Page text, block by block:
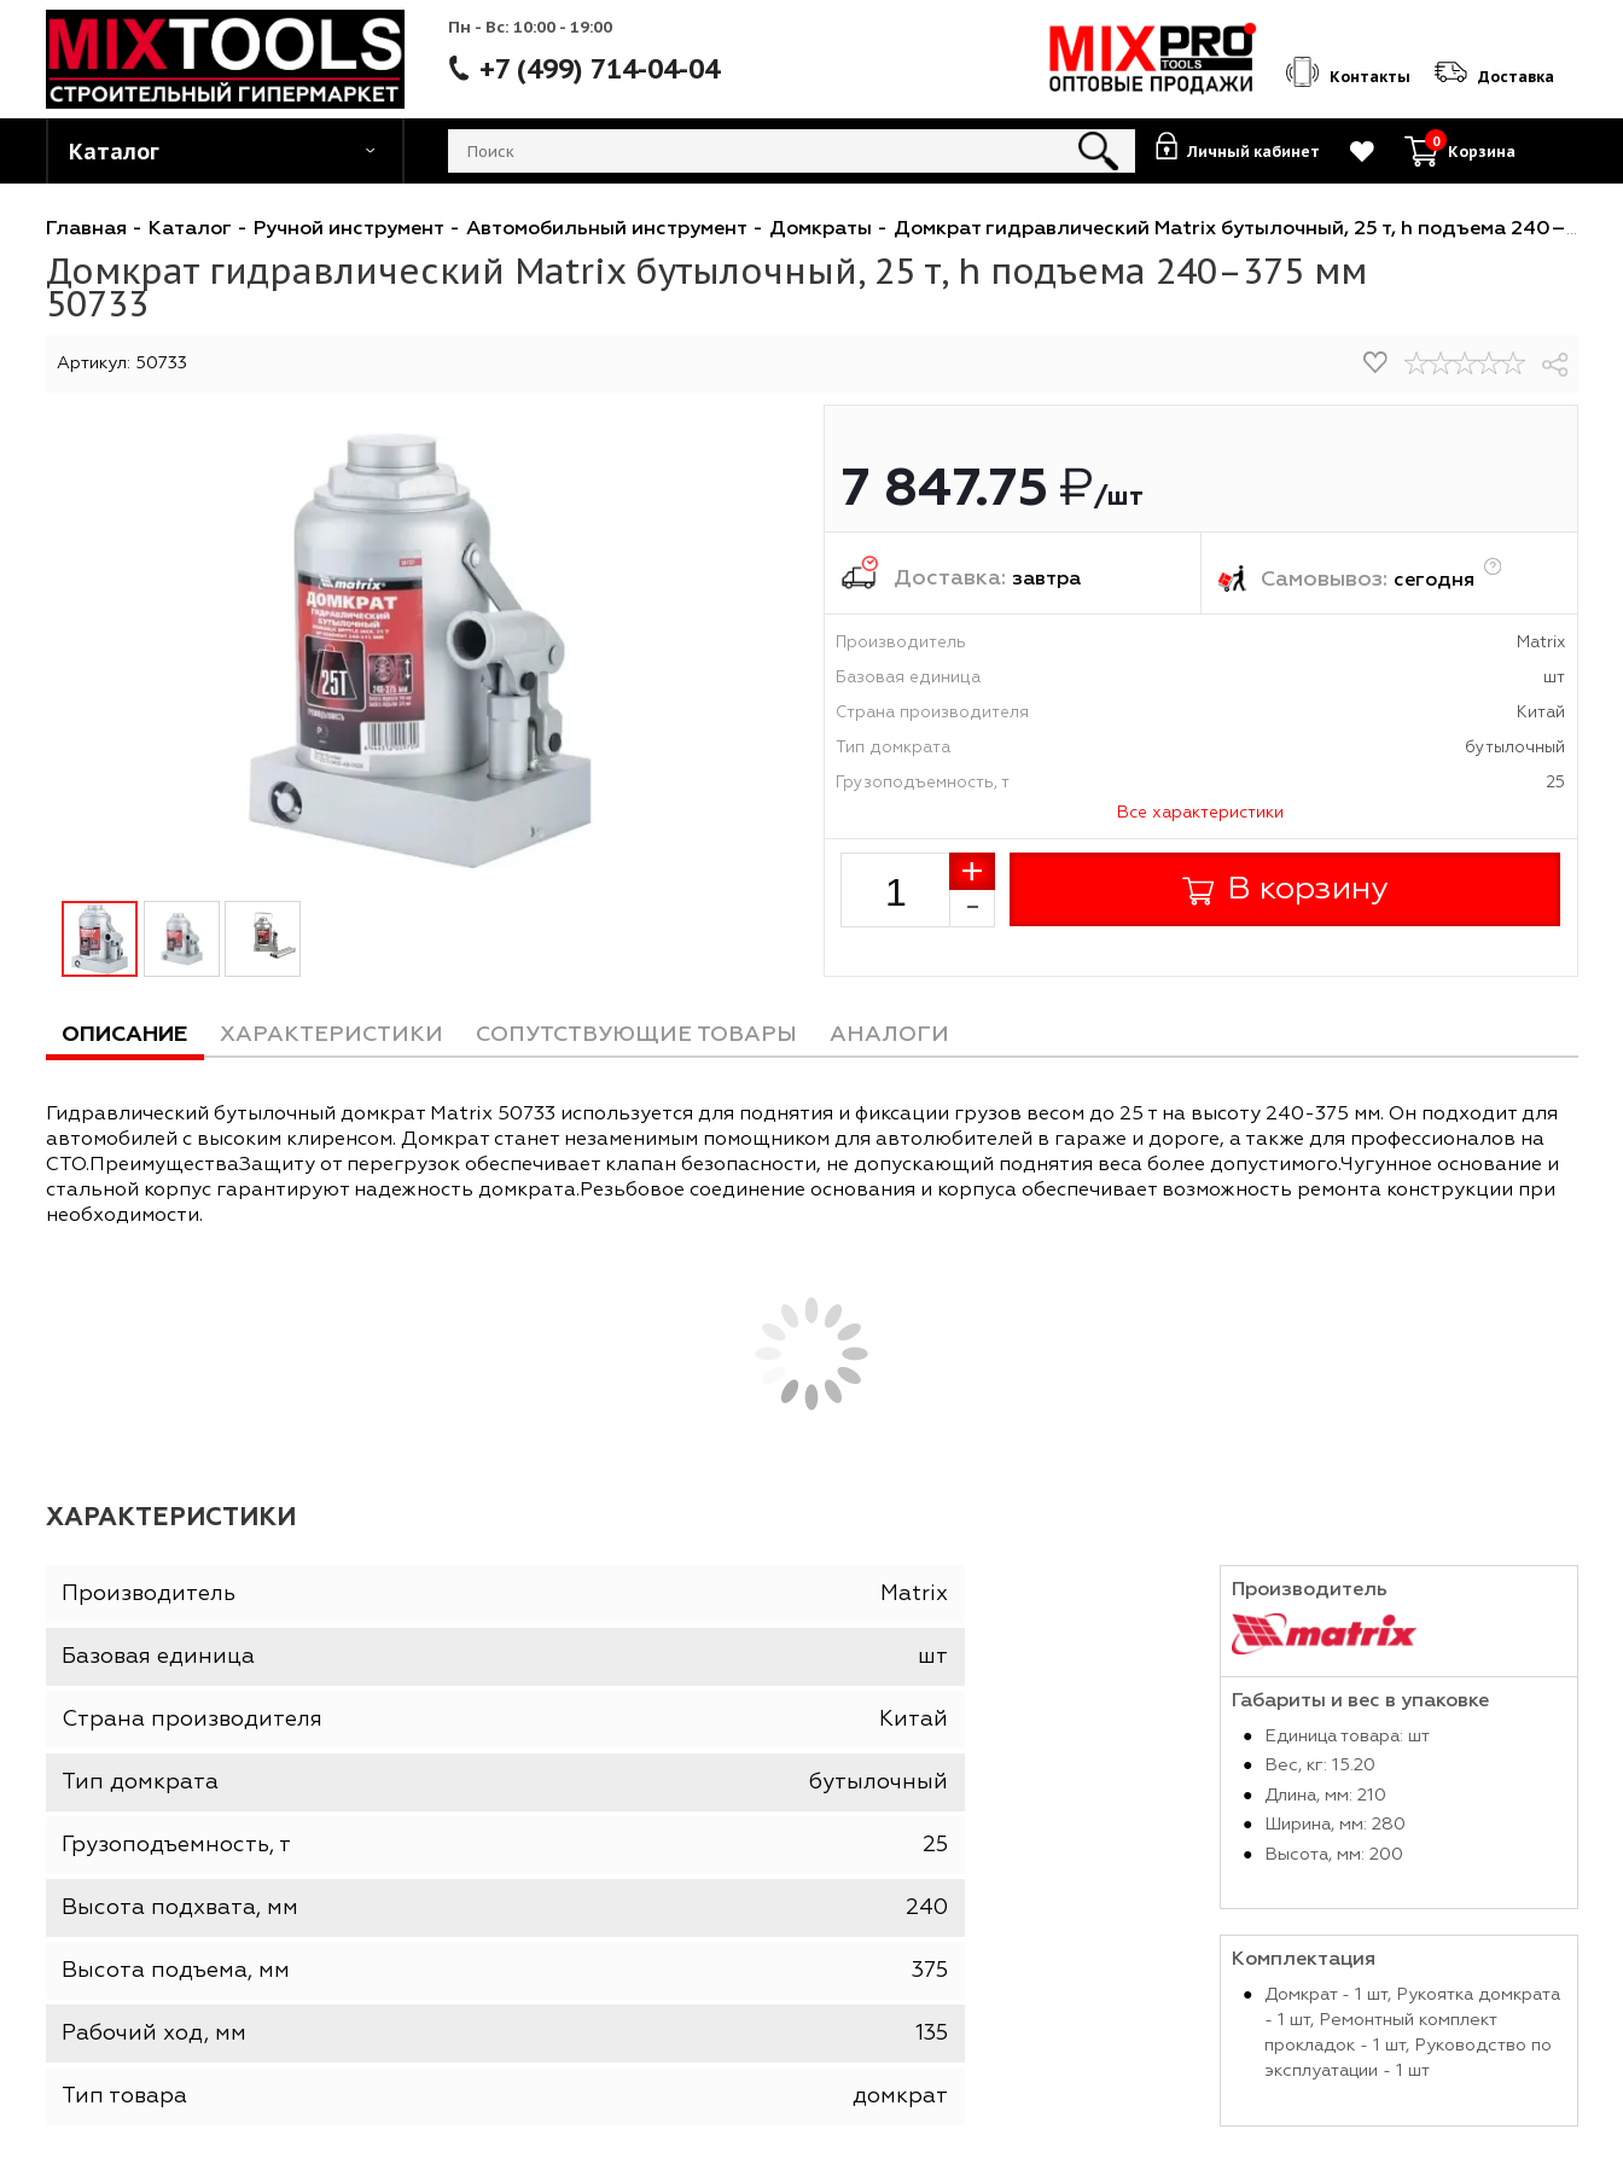
Пн - Вс: 10:00 - 19:00
+7 (499) 714-04-04 Контакты
Каталог Личный кабинет
Главная Ручной инструмент - Автомобильный инструмент - Домкраты Домкрат гидравлический Matrix бутылочный, 25 т, h подъема
Домкрат гидравлический Matrix бутылочный, 25 т, h подъема 240–375 мм
7 847.75 ₽
Самовывоз:
Производитель
Базовая единица
Страна производителя
Грузоподъемность, т
Все характеристики
+ В корзину
ОПИСАНИЕ ХАРАКТЕРИСТИКИ СОПУТСТВУЮЩИЕ ТОВАРЫ АНАЛОГИ
СТО.ПреимуществаЗащиту от перегрузок обеспечивает клапан безопасности, не допускающий поднятия веса более допустимого.Чугунное
стальной корпус гарантируют надежность домкрата.Резьбовое соединение основания и корпуса обеспечивает возможность ремонта
Производитель
Базовая единица
Страна производителя
Тип домкрата бутылочный
Грузоподъемность, т
Производитель
Длина, мм: 210
Ширина, мм: 280